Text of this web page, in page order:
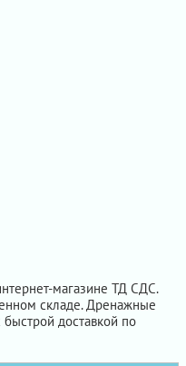
магазине ТД СДС.
складе. Дренажные
доставкой по